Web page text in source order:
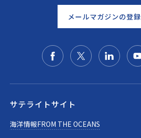
メールマガジンの登録
サテライトサイト
海洋情報FROM THE OCEANS